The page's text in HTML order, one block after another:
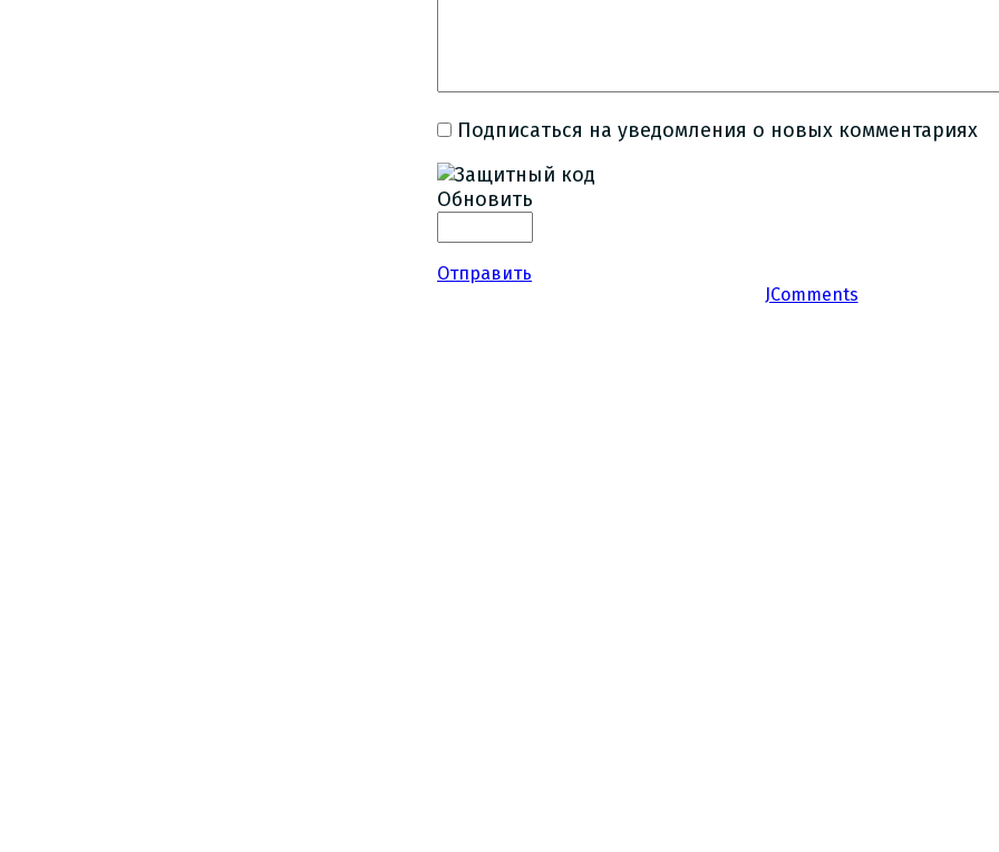
Подписаться на уведомления о новых комментариях
Обновить
Отправить
JComments